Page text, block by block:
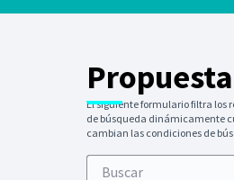
El siguiente formulario filtra los
de búsqueda dinámicamente
cambian las condiciones de